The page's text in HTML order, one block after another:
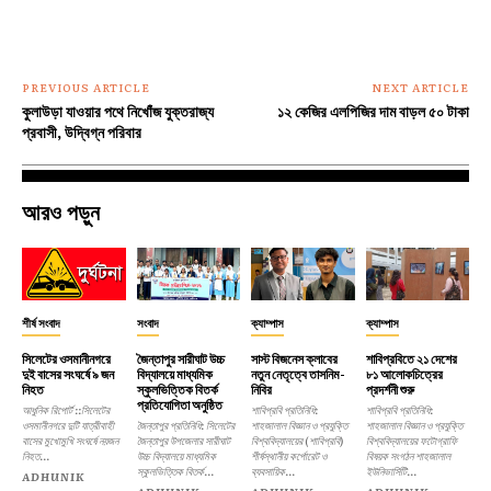
PREVIOUS ARTICLE
কুলাউড়া যাওয়ার পথে নিখোঁজ যুক্তরাজ্য
প্রবাসী, উদ্বিগ্ন পরিবার
NEXT ARTICLE
১২ কেজির এলপিজির দাম বাড়ল ৫০ টাকা
আরও পড়ুন
শীর্ষ সংবাদ
সিলেটের ওসমানীনগরে
দুই বাসের সংঘর্ষে ৯ জন
নিহত
আধুনিক রিপোর্ট ::সিলেটের
ওসমানীনগরে দুটি যাত্রীবাহী
বাসের মুখোমুখি সংঘর্ষে নয়জন
নিহত...
ADHUNIK
সংবাদ
জৈন্তাপুর সারীঘাট উচ্চ
বিদ্যালয়ে মাধ্যমিক
স্কুলভিত্তিক বিতর্ক
প্রতিযোগিতা অনুষ্ঠিত
জৈন্তাপুর প্রতিনিধি: সিলেটের
জৈন্তাপুর উপজেলার সারীঘাট
উচ্চ বিদ্যালয়ে মাধ্যমিক
স্কুলভিত্তিক বিতর্ক...
ক্যাম্পাস
সাস্ট বিজনেস ক্লাবের
নতুন নেতৃত্বে তাসনিম-
নিবির
শাবিপ্রবি প্রতিনিধি:
শাহজালাল বিজ্ঞান ও প্রযুক্তি
বিশ্ববিদ্যালয়ের (শাবিপ্রবি)
শীর্ষস্থানীয় কর্পোরেট ও
ব্যবসায়িক...
ক্যাম্পাস
শাবিপ্রবিতে ২১ দেশের
৮১ আলোকচিত্রের
প্রদর্শনী শুরু
শাবিপ্রবি প্রতিনিধি:
শাহজালাল বিজ্ঞান ও প্রযুক্তি
বিশ্ববিদ্যালয়ের ফটোগ্রাফি
বিষয়ক সংগঠন শাহজালাল
ইউনিভার্সিটি...